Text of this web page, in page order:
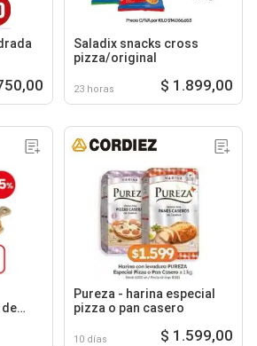
Saladix snacks cross
pizza/original
23 horas $ 1.899,00
Pureza - harina especial
pizza o pan casero
10 días $ 1.599,00